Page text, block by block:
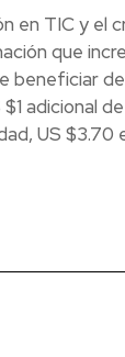
en TIC y
que
beneficiar
adicional
US